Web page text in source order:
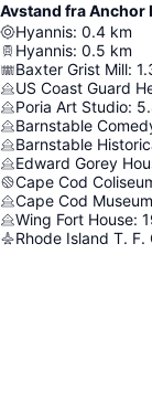
Avstand fra Anchor
Hyannis: 0.4 km
Hyannis: 0.5 km
Baxter Grist Mill:
US Coast Guard
Poria Art Studio:
Barnstable
Barnstable
Edward Gorey
Cape Cod
Cape Cod
Wing Fort House:
Rhode Island T.